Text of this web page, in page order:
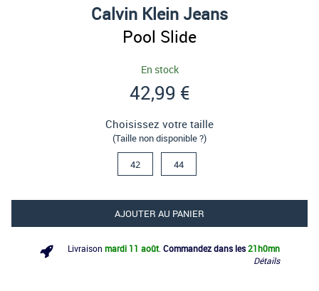
Calvin Klein Jeans
Pool Slide
En stock
42,99 €
Choisissez votre taille
(Taille non disponible ?)
42 44
AJOUTER AU PANIER
Livraison mardi 11 août. Commandez dans les 21h0mn
Détails